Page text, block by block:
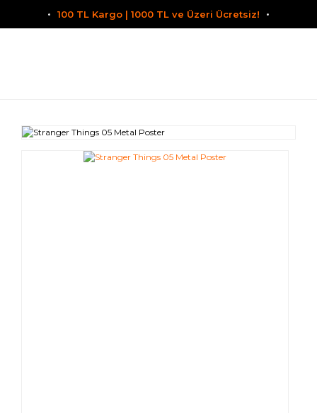
100 TL Kargo | 1000 TL ve Üzeri Ücretsiz!